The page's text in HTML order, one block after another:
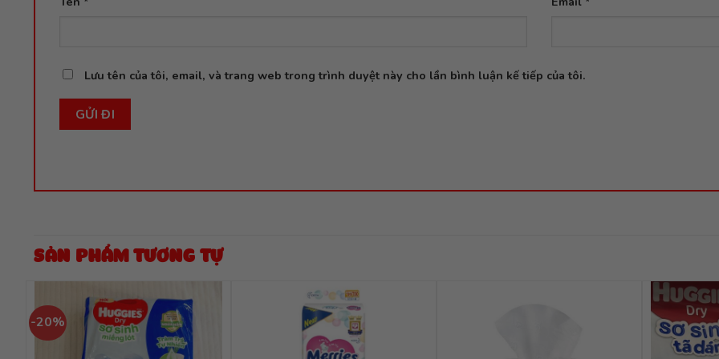
Lưu tên của tôi, email, và trang web trong trình duyệt này cho lần bình luận kế tiếp của tôi.
SẢN PHẨM TƯƠNG TỰ
-20%